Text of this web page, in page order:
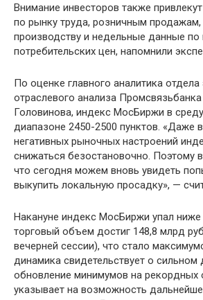
Внимание инвесторов также
по рынку труда, розничным
производству и недельные данные по
потребительских цен, напомнили
По оценке главного аналитика
отраслевого анализа
Головинова, индекс МосБиржи в
диапазоне 2450-2500 пунктов. «Даже
негативных рыночных настроений
снижаться безостановочно. Поэтому
что сегодня можем вновь увидеть
выкупить локальную просадку», —
Накануне индекс МосБиржи упал ниже
торговый объем достиг 148,8 млрд
вечерней сессии), что стало
динамика свидетельствует о сильном
обновление минимумов на
указывает на возможность